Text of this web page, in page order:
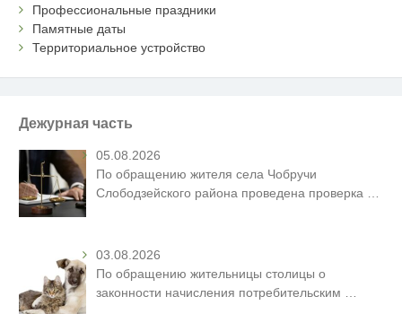
Профессиональные праздники
Памятные даты
Территориальное устройство
Дежурная часть
05.08.2026
По обращению жителя села Чобручи
Слободзейского района проведена проверка
03.08.2026
По обращению жительницы столицы о
законности начисления потребительским …